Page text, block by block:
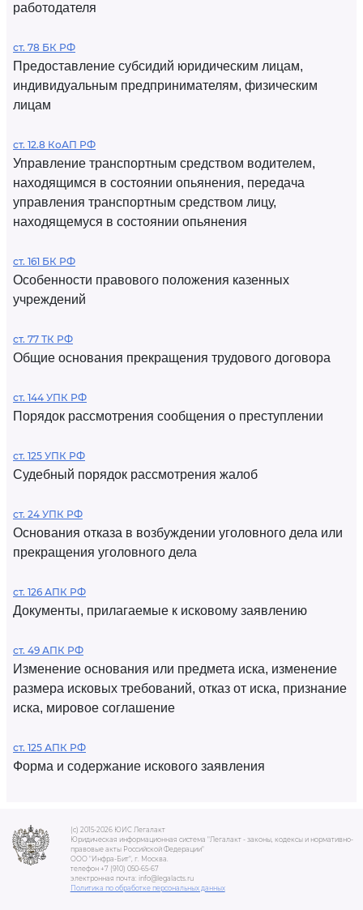
работодателя
ст. 78 БК РФ
Предоставление субсидий юридическим лицам,
индивидуальным предпринимателям, физическим
лицам
ст. 12.8 КоАП РФ
Управление транспортным средством водителем,
находящимся в состоянии опьянения, передача
управления транспортным средством лицу,
находящемуся в состоянии опьянения
ст. 161 БК РФ
Особенности правового положения казенных
учреждений
ст. 77 ТК РФ
Общие основания прекращения трудового договора
ст. 144 УПК РФ
Порядок рассмотрения сообщения о преступлении
ст. 125 УПК РФ
Судебный порядок рассмотрения жалоб
ст. 24 УПК РФ
Основания отказа в возбуждении уголовного дела или
прекращения уголовного дела
ст. 126 АПК РФ
Документы, прилагаемые к исковому заявлению
ст. 49 АПК РФ
Изменение основания или предмета иска, изменение
размера исковых требований, отказ от иска, признание
иска, мировое соглашение
ст. 125 АПК РФ
Форма и содержание искового заявления
(c) 2015-2026 ЮИС Легалакт
Юридическая информационная система "Легалакт - законы, кодексы и нормативно-
правовые акты Российской Федерации"
ООО "Инфра-Бит", г. Москва.
телефон +7 (910) 050-65-67
электронная почта: info@legalacts.ru
Политика по обработке персональных данных